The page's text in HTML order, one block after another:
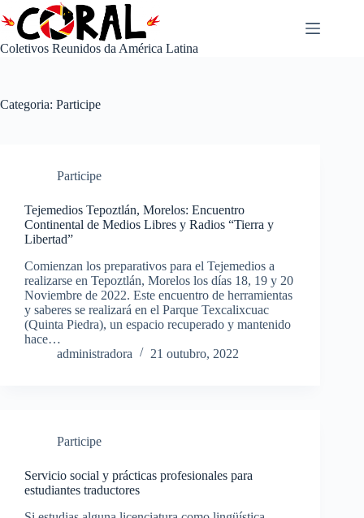
para
conteúdo
Coletivos Reunidos da América Latina
Categoria: Participe
Participe
Tejemedios Tepoztlán, Morelos: Encuentro
Continental de Medios Libres y Radios “Tierra y
Libertad”
Comienzan los preparativos para el Tejemedios a
realizarse en Tepoztlán, Morelos los días 18, 19 y 20
Noviembre de 2022. Este encuentro de herramientas
y saberes se realizará en el Parque Texcalixcuac
(Quinta Piedra), un espacio recuperado y mantenido
hace…
administradora
21 outubro, 2022
Participe
Servicio social y prácticas profesionales para
estudiantes traductores